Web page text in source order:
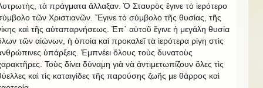
τὰ πράγματα ἄλλαξαν. Ὁ Σταυρὸς ἔγινε τὸ ἱερότερο
τῶν Χριστιανῶν. Ἔγινε τὸ σύμβολο τῆς θυσίας, τῆς
καὶ τῆς αὐταπαρνήσεως. Ἐπ᾿ αὐτοῦ ἔγινε ἡ μεγάλη θυσία
τῶν αἰώνων, ἡ ὁποία καὶ προκαλεῖ τὰ ἱερότερα ρίγη στὶς
ὑπάρξεις. Ἐμπνέει ὅλους τοὺς δυνατοὺς
Τοὺς δίνει δύναμη γιὰ νὰ ἀντιμετωπίζουν ὅλες τὶς
καὶ τὶς καταιγίδες τῆς παρούσης ζωῆς με θάρρος καὶ